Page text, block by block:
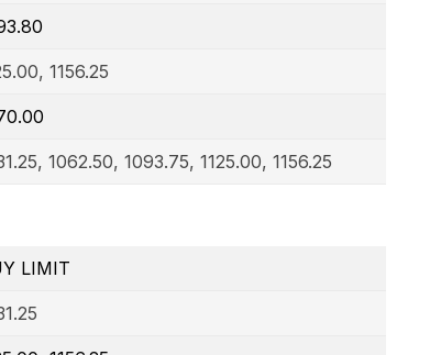
1156.25
1062.50, 1093.75, 1125.00, 1156.25
LIMIT